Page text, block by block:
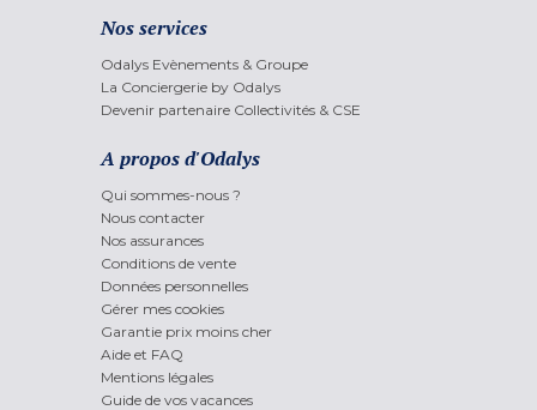
Nos services
Odalys Evènements & Groupe
La Conciergerie by Odalys
Devenir partenaire Collectivités & CSE
A propos d'Odalys
Qui sommes-nous ?
Nous contacter
Nos assurances
Conditions de vente
Données personnelles
Gérer mes cookies
Garantie prix moins cher
Aide et FAQ
Mentions légales
Guide de vos vacances